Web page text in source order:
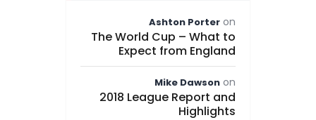
Ashton Porter on
The World Cup – What to
Expect from England
Mike Dawson on
2018 League Report and
Highlights